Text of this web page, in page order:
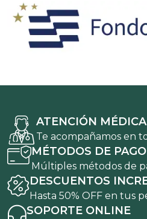
ATENCIÓN MÉDICA
Te acompañamos en
MÉTODOS DE PAGO
Múltiples métodos de
DESCUENTOS
Hasta 50% OFF en tus
SOPORTE ONLINE